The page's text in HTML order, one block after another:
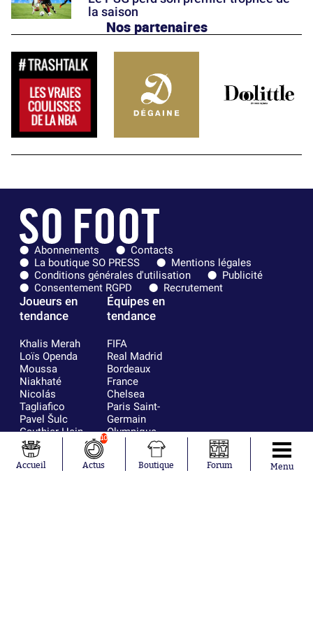
la saison
Nos partenaires
Abonnements
Contacts
La boutique SO PRESS
Mentions légales
Conditions générales d'utilisation
Publicité
Consentement RGPD
Recrutement
Joueurs en
tendance
Khalis Merah
Loïs Openda
Moussa
Niakhaté
Nicolás
Tagliafico
Pavel Šulc
Gauthier Hein
Lionel Messi
Gonzalo
García Torres
Équipes en
tendance
FIFA
Real Madrid
Bordeaux
France
Chelsea
Paris Saint-
Germain
Olympique
lyonnais
RC Strasbourg
Accueil
10
Actus Boutique Forum Menu